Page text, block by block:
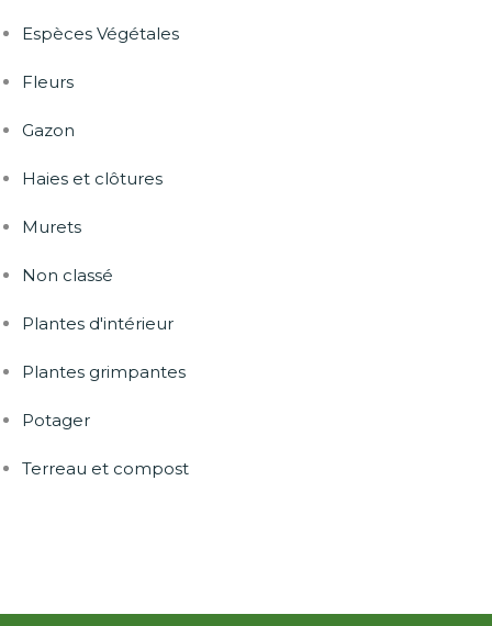
Espèces Végétales
Fleurs
Gazon
Haies et clôtures
Murets
Non classé
Plantes d'intérieur
Plantes grimpantes
Potager
Terreau et compost